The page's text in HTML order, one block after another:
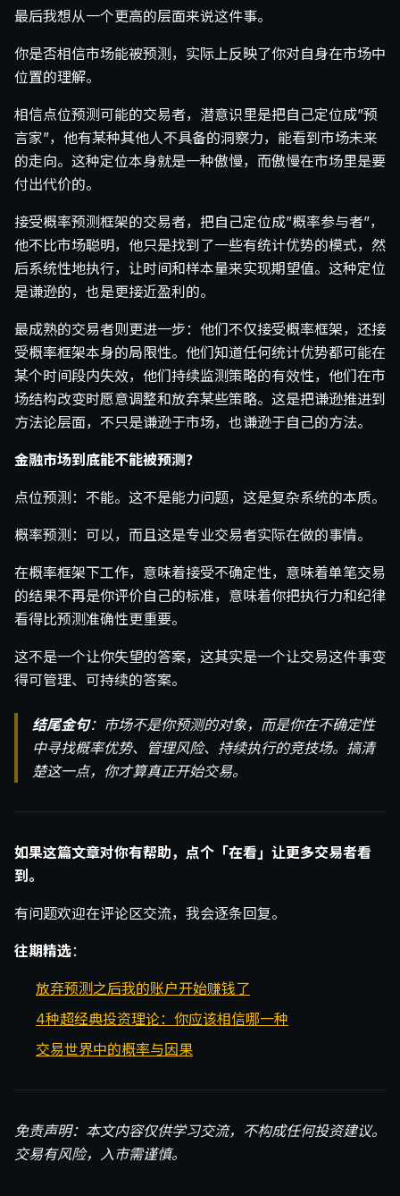
最后我想从一个更高的层面来说这件事。
你是否相信市场能被预测，实际上反映了你对自身在市场中
位置的理解。
相信点位预测可能的交易者，潜意识里是把自己定位成”预
言家”，他有某种其他人不具备的洞察力，能看到市场未来
的走向。这种定位本身就是一种傲慢，而傲慢在市场里是要
付出代价的。
接受概率预测框架的交易者，把自己定位成”概率参与者”，
他不比市场聪明，他只是找到了一些有统计优势的模式，然
后系统性地执行，让时间和样本量来实现期望值。这种定位
是谦逊的，也是更接近盈利的。
最成熟的交易者则更进一步：他们不仅接受概率框架，还接
受概率框架本身的局限性。他们知道任何统计优势都可能在
某个时间段内失效，他们持续监测策略的有效性，他们在市
场结构改变时愿意调整和放弃某些策略。这是把谦逊推进到
方法论层面，不只是谦逊于市场，也谦逊于自己的方法。
金融市场到底能不能被预测？
点位预测：不能。这不是能力问题，这是复杂系统的本质。
概率预测：可以，而且这是专业交易者实际在做的事情。
在概率框架下工作，意味着接受不确定性，意味着单笔交易
的结果不再是你评价自己的标准，意味着你把执行力和纪律
看得比预测准确性更重要。
这不是一个让你失望的答案，这其实是一个让交易这件事变
得可管理、可持续的答案。
结尾金句：市场不是你预测的对象，而是你在不确定性
中寻找概率优势、管理风险、持续执行的竞技场。搞清
楚这一点，你才算真正开始交易。
如果这篇文章对你有帮助，点个「在看」让更多交易者看
到。
有问题欢迎在评论区交流，我会逐条回复。
往期精选：
放弃预测之后我的账户开始赚钱了
4种超经典投资理论：你应该相信哪一种
交易世界中的概率与因果
免责声明：本文内容仅供学习交流，不构成任何投资建议。
交易有风险，入市需谨慎。